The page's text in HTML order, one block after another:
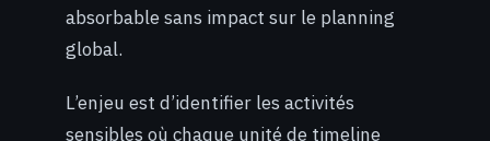
absorbable sans impact sur le planning
global.
L’enjeu est d’identifier les activités
sensibles où chaque unité de timeline